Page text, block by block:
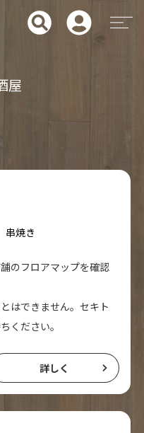
屋
串焼き
のフロアマップを確認
はできません。セキト
ください。
詳しく